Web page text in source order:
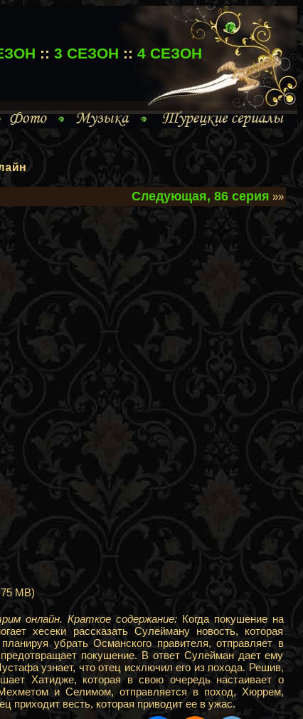
:: 3 СЕЗОН :: 4 СЕЗОН
Следующая, 86 серия »»
MB)
онлайн. Краткое содержание:Когда покушение на
хесеки рассказать Сулейману новость, которая
убрать Османского правителя, отправляет в
покушение. В ответ Сулейман дает ему
узнает, что отец исключил его из похода. Решив,
Хатидже, которая в свою очередь настаивает о
и Селимом, отправляется в поход, Хюррем,
приходит весть, которая приводит ее в ужас.